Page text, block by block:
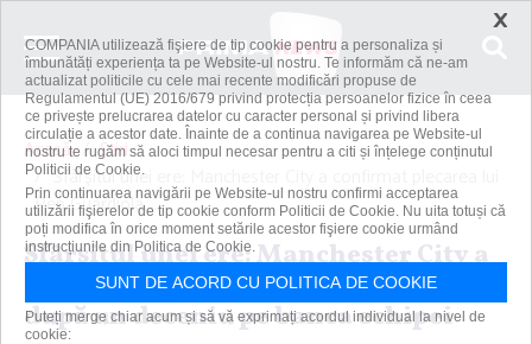
Acasă
Știri
Sfârşitul unei ere: Manchester City a confirmat plecarea lui
Pep Guardiola,...
Sfârşitul unei ere: Manchester City a
confirmat plecarea lui Pep Guardiola,
după un deceniu pe banca echipei
×
COMPANIA utilizează fişiere de tip cookie pentru a personaliza și
îmbunătăți experiența ta pe Website-ul nostru. Te informăm că ne-am
actualizat politicile cu cele mai recente modificări propuse de
Regulamentul (UE) 2016/679 privind protecția persoanelor fizice în ceea
ce privește prelucrarea datelor cu caracter personal și privind libera
circulație a acestor date. Înainte de a continua navigarea pe Website-ul
nostru te rugăm să aloci timpul necesar pentru a citi și înțelege conținutul
Politicii de Cookie.
Prin continuarea navigării pe Website-ul nostru confirmi acceptarea
utilizării fişierelor de tip cookie conform Politicii de Cookie. Nu uita totuși că
poți modifica în orice moment setările acestor fişiere cookie urmând
instrucțiunile din Politica de Cookie.
SUNT DE ACORD CU POLITICA DE COOKIE
Puteți merge chiar acum și să vă exprimați acordul individual la nivel de
cookie: